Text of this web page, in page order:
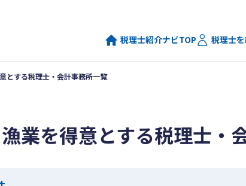
税理士紹介ナビTOP 税理士
とする税理士・会計事務所一覧
業を得意とする税理士・